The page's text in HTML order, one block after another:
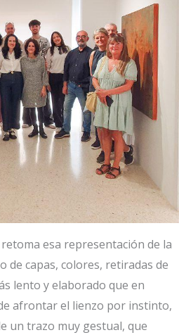
esa representación de la
de capas, colores, retiradas de
lento y elaborado que en
afrontar el lienzo por instinto,
un trazo muy gestual, que